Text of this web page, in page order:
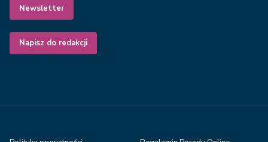
Newsletter
Napisz do redakcji